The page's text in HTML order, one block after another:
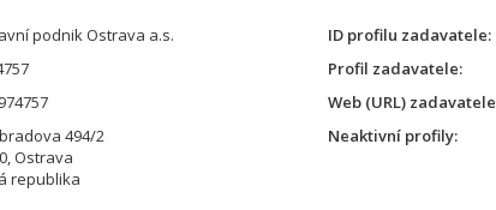
podnik Ostrava a.s.
494/2
Ostrava
republika
ID profilu zadavatele
Profil zadavatele
Web (URL) zadavatele
Neaktivní profily